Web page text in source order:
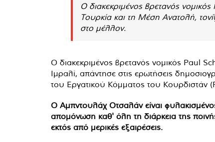
Ο διακεκριμένος βρετανός
Τουρκία και τη Μέση Ανατολή,
στο μέλλον.
Ο διακεκριμένος βρετανός νομικός Paul
Ιμραλί, απάντησε στις ερωτήσεις
του Εργατικού Κόμματος του Κουρδιστάν
Ο Αμπντουλάχ Οτσαλάν είναι
απομόνωση καθ' όλη τη διάρκεια της
εκτός από μερικές εξαιρέσεις.